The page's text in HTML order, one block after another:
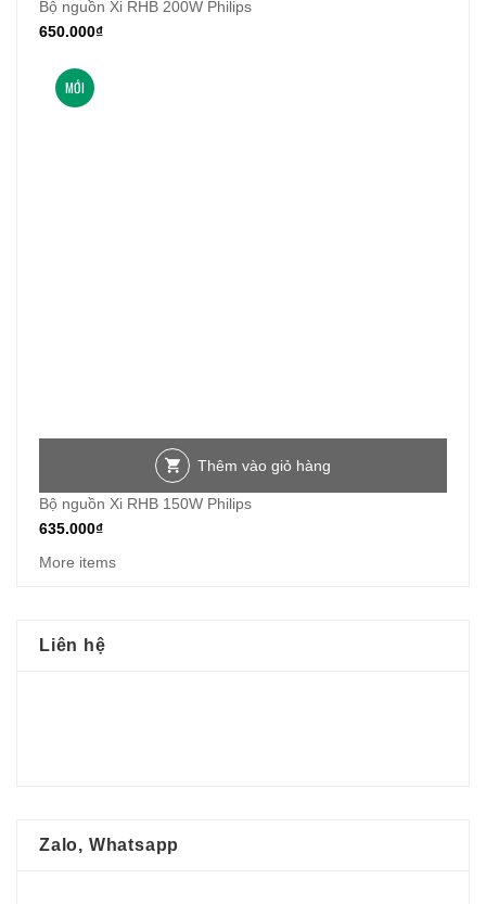
Bộ nguồn Xi RHB 200W Philips
650.000₫
MỚI
Thêm vào giỏ hàng
Bộ nguồn Xi RHB 150W Philips
635.000₫
More items
Liên hệ
Zalo, Whatsapp